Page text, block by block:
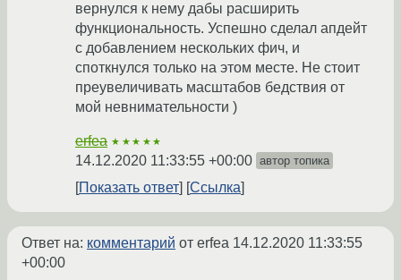
вернулся к нему дабы расширить
функциональность. Успешно сделал апдейт
с добавлением нескольких фич, и
споткнулся только на этом месте. Не стоит
преувеличивать масштабов бедствия от
мой невнимательности )
erfea ★★★★★
14.12.2020 11:33:55 +00:00 автор топика
Показать ответ Ссылка
Ответ на: комментарий от erfea 14.12.2020 11:33:55
+00:00